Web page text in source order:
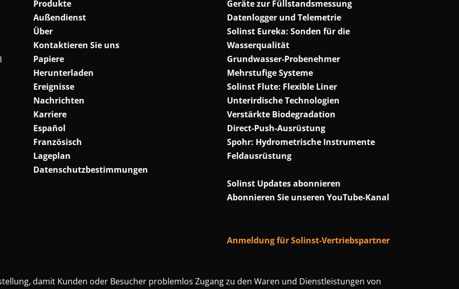
Produkte
Außendienst
Über
Kontaktieren Sie uns
Papiere
Herunterladen
Ereignisse
Nachrichten
Karriere
Español
Französisch
Lageplan
Datenschutzbestimmungen
Geräte zur Füllstandsmessung
Datenlogger und Telemetrie
Solinst Eureka: Sonden für die
Wasserqualität
Grundwasser-Probenehmer
Mehrstufige Systeme
Solinst Flute: Flexible Liner
Unterirdische Technologien
Verstärkte Biodegradation
Direct-Push-Ausrüstung
Spohr: Hydrometrische Instrumente
Feldausrüstung
Solinst Updates abonnieren
Abonnieren Sie unseren YouTube-Kanal
Anmeldung für Solinst-Vertriebspartner
damit Kunden oder Besucher problemlos Zugang zu den Waren und Dienstleistungen von